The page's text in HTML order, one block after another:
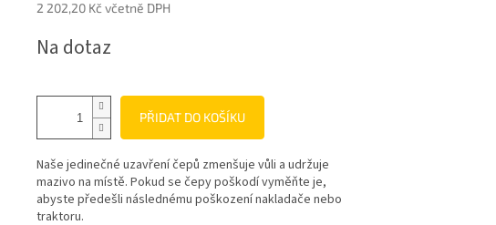
2 202,20 Kč včetně DPH
cena:
Na dotaz
PŘIDAT DO KOŠÍKU
Naše jedinečné uzavření čepů zmenšuje vůli a udržuje
mazivo na místě. Pokud se čepy poškodí vyměňte je,
abyste předešli následnému poškození nakladače nebo
traktoru.